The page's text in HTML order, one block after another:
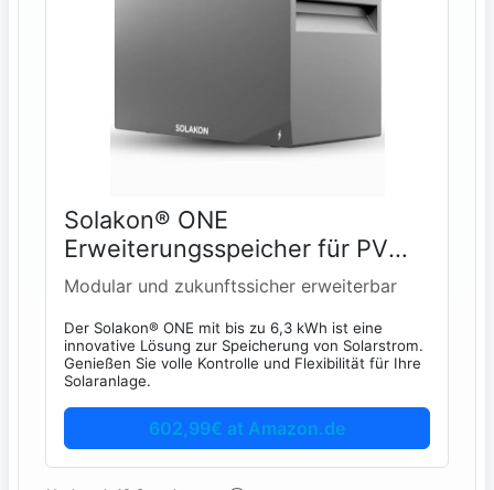
Solakon® ONE
Erweiterungsspeicher für PV
Systeme
Modular und zukunftssicher erweiterbar
Der Solakon® ONE mit bis zu 6,3 kWh ist eine
innovative Lösung zur Speicherung von Solarstrom.
Genießen Sie volle Kontrolle und Flexibilität für Ihre
Solaranlage.
602,99€ at Amazon.de